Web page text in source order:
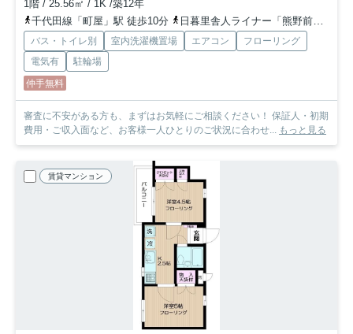
1階 / 25.56㎡ / 1K /築12年
千代田線「町屋」駅 徒歩10分
日暮里舎人ライナー「熊野前」駅 徒歩7分
バス・トイレ別 室内洗濯機置場 エアコン
フローリング
電気有
駐輪場
仲手無料
審査に不安がある方も、まずはお気軽にご相談ください！ 保証人・初期
費用・ご収入面など、お客様一人ひとりのご状況に合わせ...
もっと見る
賃貸マンション